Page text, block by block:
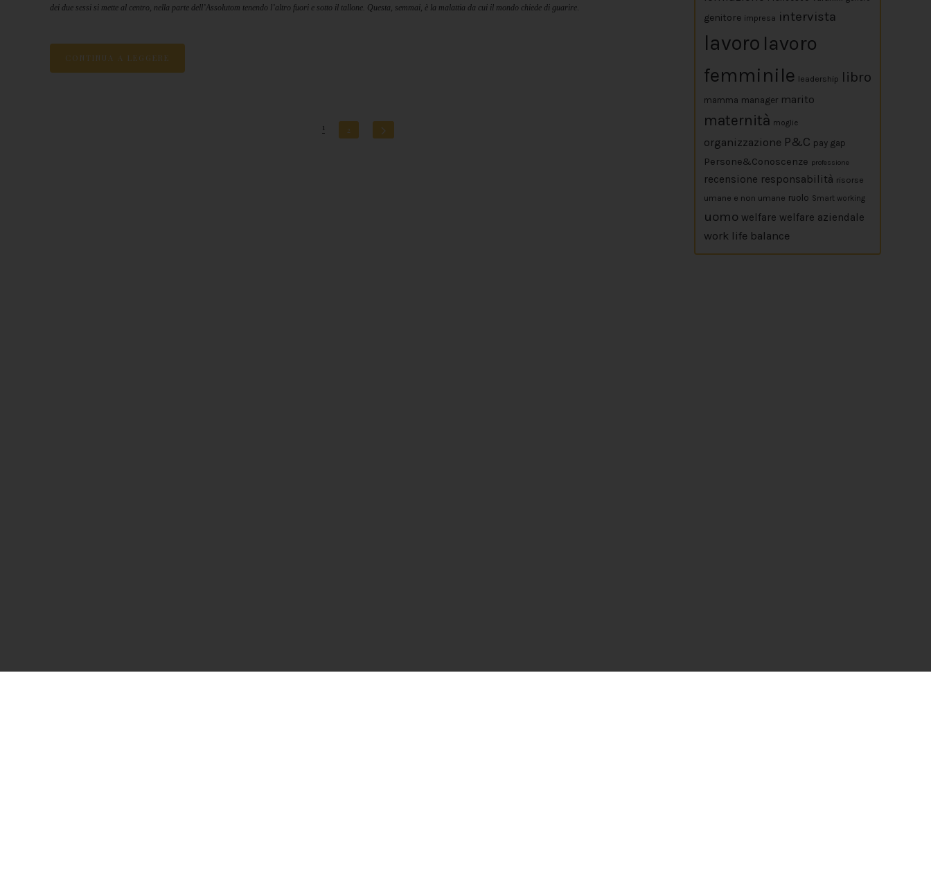
dei due sessi si mette al centro, nella parte dell’Assolutom tenendo l’altro fuori e sotto il tallone. Questa, semmai, è la malattia da cui il mondo chiede di guarire.
CONTINUA A LEGGERE
1 2
genitore impresa intervista
lavoro lavoro
femminile leadership libro
mamma manager marito
maternità moglie
organizzazione P&C pay gap
Persone&Conoscenze professione
recensione responsabilità risorse
umane e non umane ruolo Smart working
uomo welfare welfare aziendale
work life balance